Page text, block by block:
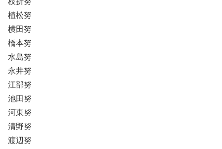
植松努
横田努
橋本努
水島努
永井努
江部努
池田努
河東努
清野努
渡辺努